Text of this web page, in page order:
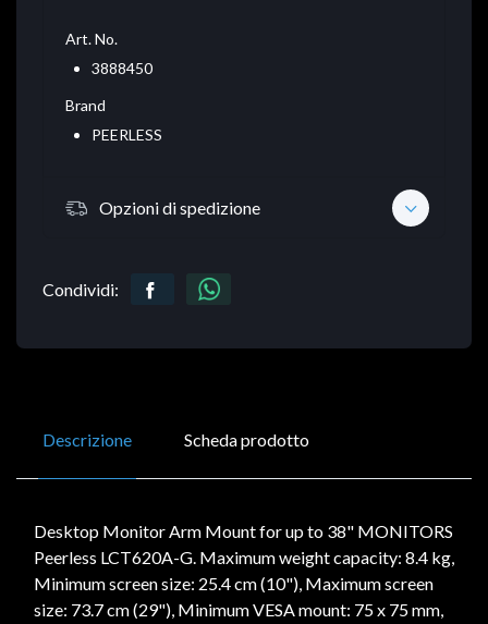
Art. No.
3888450
Brand
PEERLESS
Opzioni di spedizione
Condividi:
Descrizione Scheda prodotto
Desktop Monitor Arm Mount for up to 38" MONITORS
Peerless LCT620A-G. Maximum weight capacity: 8.4 kg,
Minimum screen size: 25.4 cm (10"), Maximum screen
size: 73.7 cm (29"), Minimum VESA mount: 75 x 75 mm,